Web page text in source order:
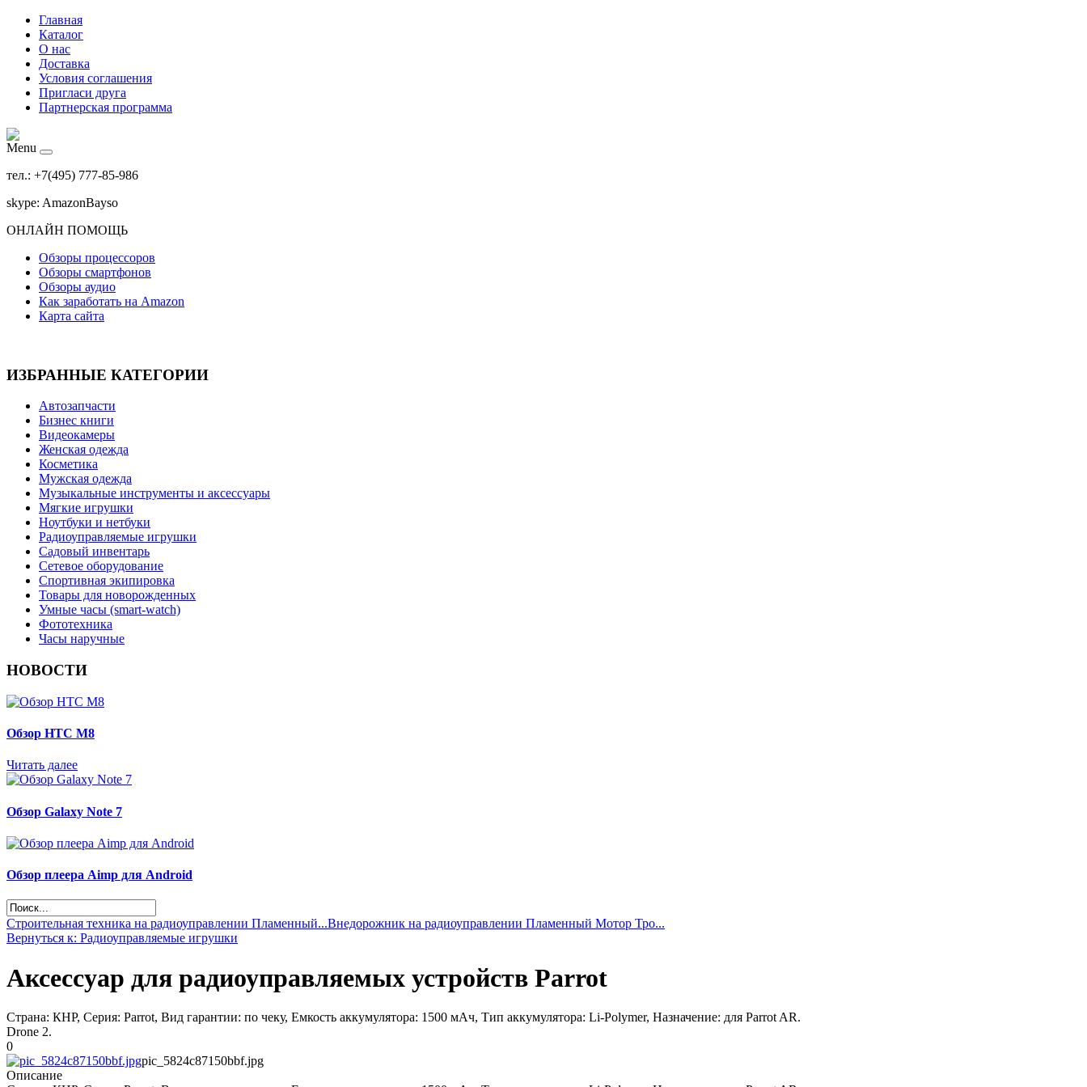
Главная
Каталог
О нас
Доставка
Условия соглашения
Пригласи друга
Партнерская программа
Menu
тел.: +7(495) 777-85-986
skype: AmazonBayso
ОНЛАЙН ПОМОЩЬ
Обзоры процессоров
Обзоры смартфонов
Обзоры аудио
Как заработать на Amazon
Карта сайта
ИЗБРАННЫЕ КАТЕГОРИИ
Автозапчасти
Бизнес книги
Видеокамеры
Женская одежда
Косметика
Мужская одежда
Музыкальные инструменты и аксессуары
Мягкие игрушки
Ноутбуки и нетбуки
Радиоуправляемые игрушки
Садовый инвентарь
Сетевое оборудование
Спортивная экипировка
Товары для новорожденных
Умные часы (smart-watch)
Фототехника
Часы наручные
НОВОСТИ
Обзор НТС М8
Читать далее
Обзор Galaxy Note 7
Обзор плеера Aimp для Android
Строительная техника на радиоуправлении Пламенный...Внедорожник на радиоуправлении Пламенный Мотор Тро...
Вернуться к: Радиоуправляемые игрушки
Аксессуар для радиоуправляемых устройств Parrot
Страна: КНР, Серия: Parrot, Вид гарантии: по чеку, Емкость аккумулятора: 1500 мАч, Тип аккумулятора: Li-Polymer, Назначение: для Parrot AR.
Drone 2.
0
pic_5824c87150bbf.jpg
Описание